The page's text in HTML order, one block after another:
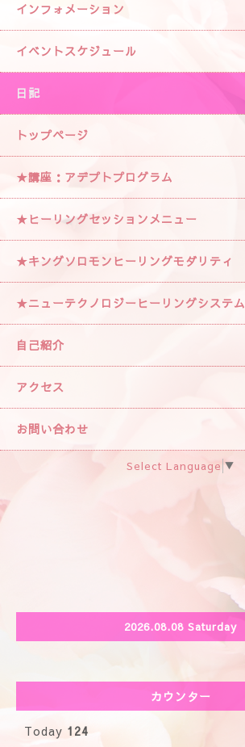
インフォメーション
イベントスケジュール
日記
トップページ
★講座：アデプトプログラム
★ヒーリングセッションメニュー
★キングソロモンヒーリングモダリティ
★ニューテクノロジーヒーリングシステム
自己紹介
アクセス
お問い合わせ
Select Language ▼
2026.08.08 Saturday
カウンター
Today 124